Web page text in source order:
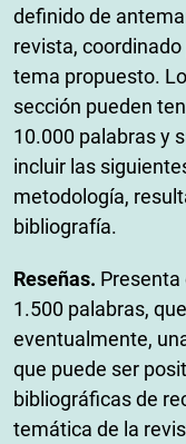
definido de
revista,
tema propuesto.
sección pueden
10.000 palabras y
incluir las
metodología,
bibliografía.
Reseñas. Presenta
1.500 palabras,
eventualmente,
que puede ser
bibliográficas de
temática de la